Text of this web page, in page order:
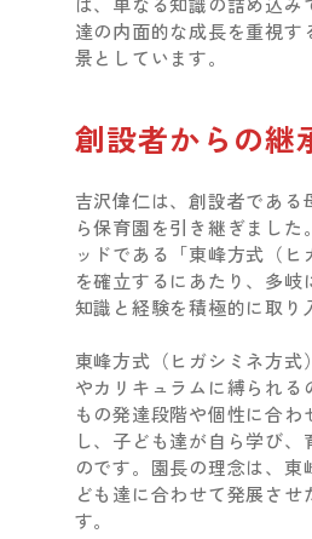
達の内面的な成長を重視す
景としています。
創設者からの継
吉沢偉仁は、創設者である
ら保育園を引き継ぎました
ッドである「東峰方式（ヒ
を確立するにあたり、多岐
知識と経験を積極的に取り
東峰方式（ヒガシミネ方式
やカリキュラムに縛られる
もの発達段階や個性に合わ
し、子ども達が自ら学び、
のです。園長の理念は、東
ども達に合わせて発展させ
す。